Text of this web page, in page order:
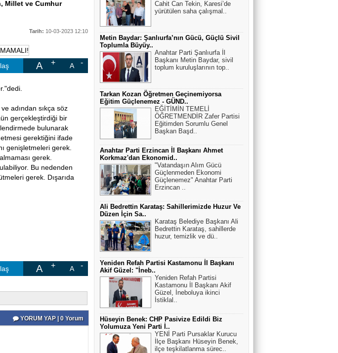
Millet ve Cumhur
Tarih: 10-03-2023 12:10
A A
adından sıkça söz
gerçekleştirdiği bir
bulunarak
gerektiğini ifade
genişletmeleri gerek.
gerek.
Bu nedenden
gerek. Dışarıda
A A
YORUM YAP | 0 Yorum
Cahit Can Tekin, Karesi’de
yürütülen saha çalışmal..
Metin Baydar: Şanlıurfa’nın Gücü, Güçlü Sivil
Toplumla Büyüy..
Anahtar Parti Şanlıurfa İl
Başkanı Metin Baydar, sivil
toplum kuruluşlarının top..
Tarkan Kozan Öğretmen Geçinemiyorsa
Eğitim Güçlenemez - GÜND..
EĞİTİMİN TEMELİ
ÖĞRETMENDİR Zafer Partisi
Eğitimden Sorumlu Genel
Başkan Başd..
Anahtar Parti Erzincan İl Başkanı Ahmet
Korkmaz'dan Ekonomid..
"Vatandaşın Alım Gücü
Güçlenmeden Ekonomi
Güçlenemez" Anahtar Parti
Erzincan ..
Ali Bedrettin Karataş: Sahillerimizde Huzur Ve
Düzen İçin Sa..
Karataş Belediye Başkanı Ali
Bedrettin Karataş, sahillerde
huzur, temizlik ve dü..
Yeniden Refah Partisi Kastamonu İl Başkanı
Akif Güzel: "İneb..
Yeniden Refah Partisi
Kastamonu İl Başkanı Akif
Güzel, İneboluya ikinci
İstiklal..
Hüseyin Benek: CHP Pasivize Edildi Biz
Yolumuza Yeni Parti İ..
YENİ Parti Pursaklar Kurucu
İlçe Başkanı Hüseyin Benek,
ilçe teşkilatlanma sürec..